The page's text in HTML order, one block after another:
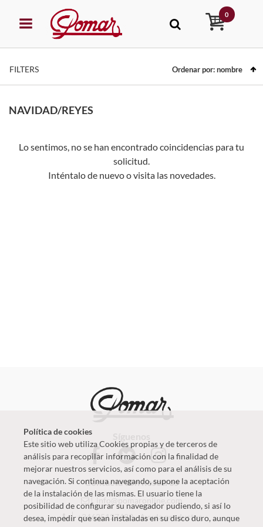
0
FILTERS Ordenar por:nombre
NAVIDAD/REYES
Lo sentimos, no se han encontrado coincidencias para tu
solicitud.
Inténtalo de nuevo o visita las novedades.
Contacta con nosotros
+34625127483-Ayuda productos
Política de cookies
Este sitio web utiliza Cookies propias y de terceros de
análisis para recopilar información con la finalidad de
mejorar nuestros servicios, así como para el análisis de su
navegación. Si continua navegando, supone la aceptación
de la instalación de las mismas. El usuario tiene la
posibilidad de configurar su navegador pudiendo, si así lo
desea, impedir que sean instaladas en su disco duro, aunque